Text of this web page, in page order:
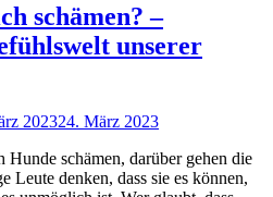
schämen? –
unserer
202324. März 2023
Hunde schämen, darüber gehen die
Leute denken, dass sie es können,